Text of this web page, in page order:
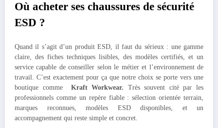
Où acheter ses chaussures de sécurité
ESD ?
Quand il s’agit d’un produit ESD, il faut du sérieux : une gamme
claire, des fiches techniques lisibles, des modèles certifiés, et un
service capable de conseiller selon le métier et l’environnement de
travail. C’est exactement pour ça que notre choix se porte vers une
boutique comme Kraft Workwear. Très souvent cité par les
professionnels comme un repère fiable : sélection orientée terrain,
marques reconnues, modèles ESD disponibles, et un
accompagnement qui reste simple et concret.